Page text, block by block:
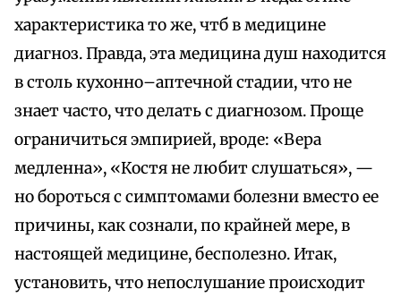
характеристика то же, чтб в медицине
диагноз. Правда, эта медицина душ находится
в столь кухонно–аптечной стадии, что не
знает часто, что делать с диагнозом. Проще
ограничиться эмпирией, вроде: «Вера
медленна», «Костя не любит слушаться», —
но бороться с симптомами болезни вместо ее
причины, как сознали, по крайней мере, в
настоящей медицине, бесполезно. Итак,
установить, что непослушание происходит